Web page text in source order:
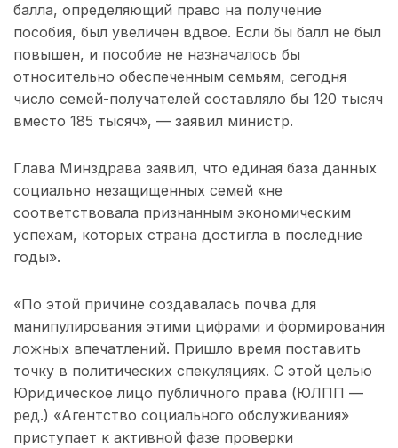
балла, определяющий право на получение
пособия, был увеличен вдвое. Если бы балл не был
повышен, и пособие не назначалось бы
относительно обеспеченным семьям, сегодня
число семей-получателей составляло бы 120 тысяч
вместо 185 тысяч», — заявил министр.
Глава Минздрава заявил, что единая база данных
социально незащищенных семей «не
соответствовала признанным экономическим
успехам, которых страна достигла в последние
годы».
«По этой причине создавалась почва для
манипулирования этими цифрами и формирования
ложных впечатлений. Пришло время поставить
точку в политических спекуляциях. С этой целью
Юридическое лицо публичного права (ЮЛПП —
ред.) «Агентство социального обслуживания»
приступает к активной фазе проверки